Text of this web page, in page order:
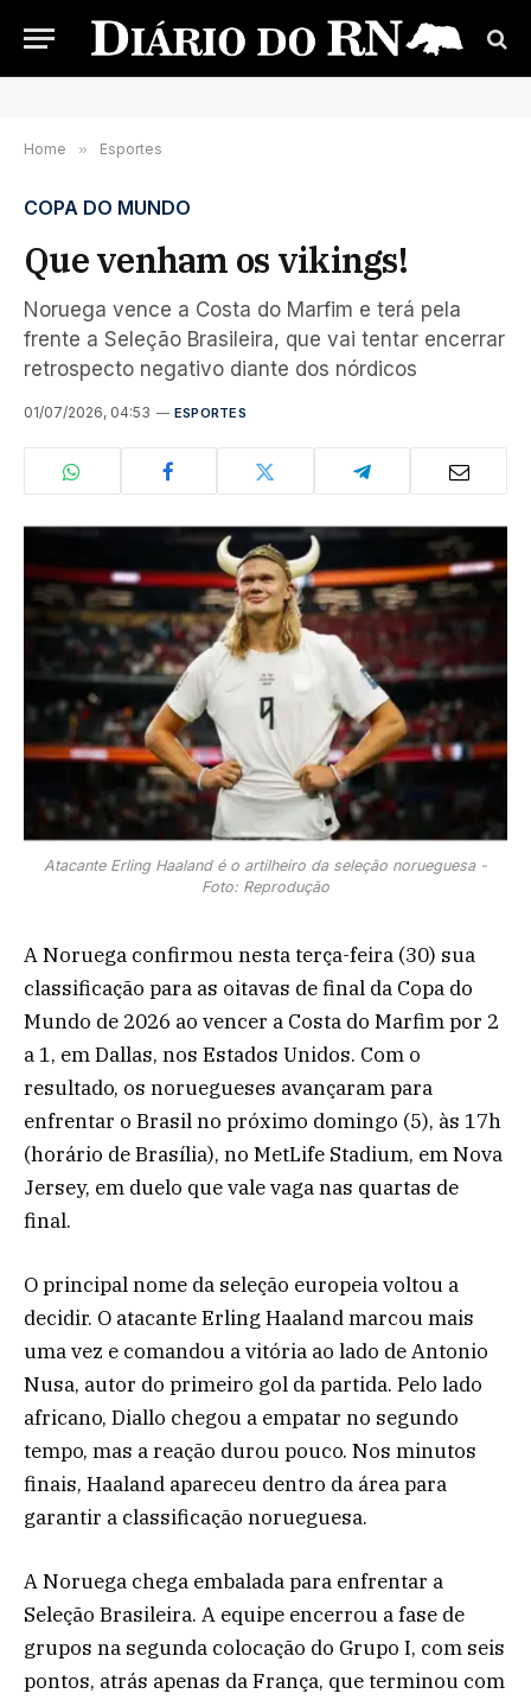
Home » Esportes
COPA DO MUNDO
Que venham os vikings!
Noruega vence a Costa do Marfim e terá pela
frente a Seleção Brasileira, que vai tentar encerrar
retrospecto negativo diante dos nórdicos
01/07/2026, 04:53 ESPORTES
Atacante Erling Haaland é o artilheiro da seleção norueguesa -
Foto: Reprodução
A Noruega confirmou nesta terça-feira (30) sua
classificação para as oitavas de final da Copa do
Mundo de 2026 ao vencer a Costa do Marfim por 2
a 1, em Dallas, nos Estados Unidos. Com o
resultado, os noruegueses avançaram para
enfrentar o Brasil no próximo domingo (5), às 17h
(horário de Brasília), no MetLife Stadium, em Nova
Jersey, em duelo que vale vaga nas quartas de
final.
O principal nome da seleção europeia voltou a
decidir. O atacante Erling Haaland marcou mais
uma vez e comandou a vitória ao lado de Antonio
Nusa, autor do primeiro gol da partida. Pelo lado
africano, Diallo chegou a empatar no segundo
tempo, mas a reação durou pouco. Nos minutos
finais, Haaland apareceu dentro da área para
garantir a classificação norueguesa.
A Noruega chega embalada para enfrentar a
Seleção Brasileira. A equipe encerrou a fase de
grupos na segunda colocação do Grupo I, com seis
pontos, atrás apenas da França, que terminou com